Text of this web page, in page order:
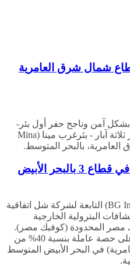
شمال شرق العامرية
آمن وناجح حفر أول بئر-
ضمن مشروعها الاستكشافي لحفر ثلاثة آبار - بئرغرب مينا (Mina
شل تدخل في شراكة جديدة في قطاع 3 بالبحر الأبيض
وقعت شركة (BG International Limited) التابعة لشركة شل اتفاقية
البترولية الخارجية
مصر المحدودة (كوفبك مصر).
بموجب الاتفاقية، تستحوذ كوفبك على حصة عاملة بنسبة 40% من
في البحر الأبيض المتوسط